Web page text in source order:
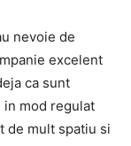
nevoie de
excelent
ca sunt
mod regulat
de mult spatiu si